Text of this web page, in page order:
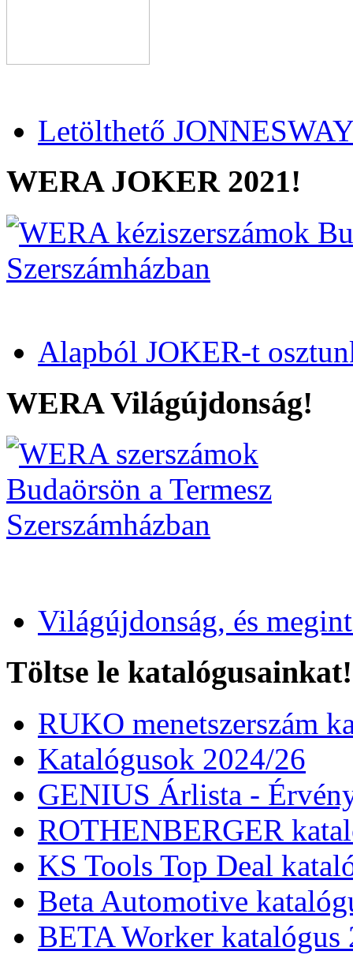
Letölthető
WERA JOKER 2021!
Alapból JOKER-t
WERA Világújdonság!
Világújdonság, és
Töltse le katalógusainkat!
RUKO menetszerszám
Katalógusok 2024/26
GENIUS Árlista -
ROTHENBERGER
KS Tools Top Deal
Beta Automotive
BETA Worker katalógus